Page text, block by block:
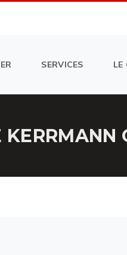
SERVICES LE